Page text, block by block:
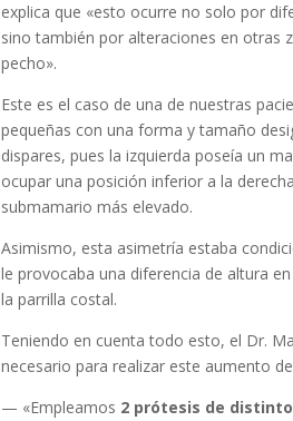
explica que «esto ocurre no solo por
sino también por alteraciones en otras
pecho».
Este es el caso de una de nuestras
pequeñas con una forma y tamaño
dispares, pues la izquierda poseía un
ocupar una posición inferior a la
submamario más elevado.
Asimismo, esta asimetría estaba
le provocaba una diferencia de altura
la parrilla costal.
Teniendo en cuenta todo esto, el Dr.
necesario para realizar este aumento
— «Empleamos 2 prótesis de